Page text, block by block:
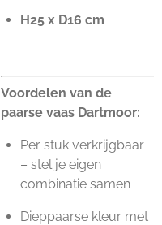
H25 x D16 cm
Voordelen van de
paarse vaas Dartmoor:
Per stuk verkrijgbaar
– stel je eigen
combinatie samen
Dieppaarse kleur met